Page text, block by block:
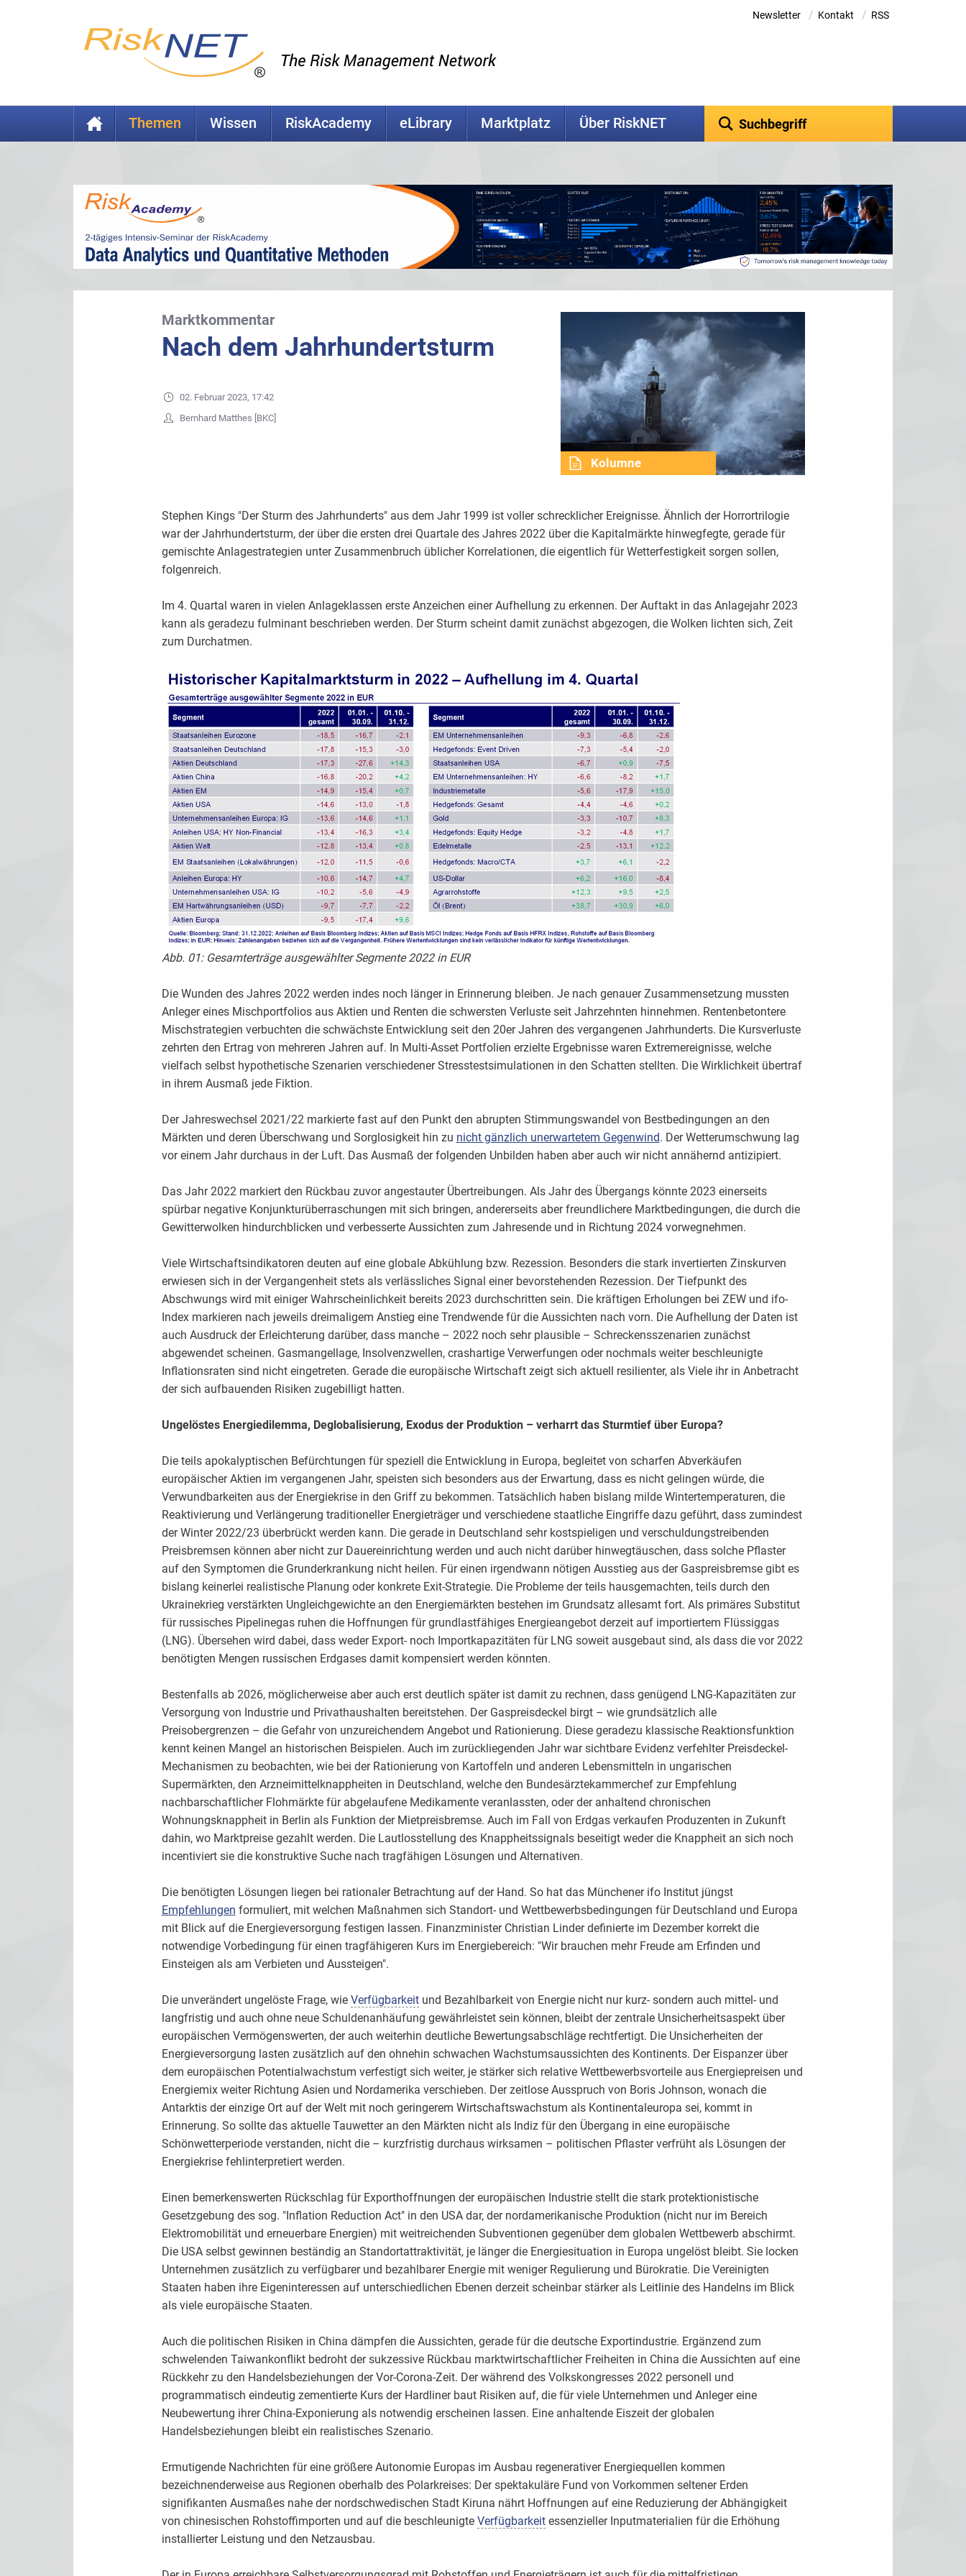
Newsletter / Kontakt / RSS
Themen Wissen RiskAcademy eLibrary Marktplatz Über RiskNET
Marktkommentar
Nach dem Jahrhundertsturm
02. Februar 2023, 17:42
Bernhard Matthes [BKC]
Kolumne
Stephen Kings "Der Sturm des Jahrhunderts" aus dem Jahr 1999 ist voller schrecklicher Ereignisse. Ähnlich der Horrortrilogie
war der Jahrhundertsturm, der über die ersten drei Quartale des Jahres 2022 über die Kapitalmärkte hinwegfegte, gerade für
gemischte Anlagestrategien unter Zusammenbruch üblicher Korrelationen, die eigentlich für Wetterfestigkeit sorgen sollen,
folgenreich.
Im 4. Quartal waren in vielen Anlageklassen erste Anzeichen einer Aufhellung zu erkennen. Der Auftakt in das Anlagejahr 2023
kann als geradezu fulminant beschrieben werden. Der Sturm scheint damit zunächst abgezogen, die Wolken lichten sich, Zeit
zum Durchatmen.
Abb. 01: Gesamterträge ausgewählter Segmente 2022 in EUR
Die Wunden des Jahres 2022 werden indes noch länger in Erinnerung bleiben. Je nach genauer Zusammensetzung mussten
Anleger eines Mischportfolios aus Aktien und Renten die schwersten Verluste seit Jahrzehnten hinnehmen. Rentenbetontere
Mischstrategien verbuchten die schwächste Entwicklung seit den 20er Jahren des vergangenen Jahrhunderts. Die Kursverluste
zehrten den Ertrag von mehreren Jahren auf. In Multi-Asset Portfolien erzielte Ergebnisse waren Extremereignisse, welche
vielfach selbst hypothetische Szenarien verschiedener Stresstestsimulationen in den Schatten stellten. Die Wirklichkeit übertraf
in ihrem Ausmaß jede Fiktion.
Der Jahreswechsel 2021/22 markierte fast auf den Punkt den abrupten Stimmungswandel von Bestbedingungen an den
Märkten und deren Überschwang und Sorglosigkeit hin zu nicht gänzlich unerwartetem Gegenwind. Der Wetterumschwung lag
vor einem Jahr durchaus in der Luft. Das Ausmaß der folgenden Unbilden haben aber auch wir nicht annähernd antizipiert.
Das Jahr 2022 markiert den Rückbau zuvor angestauter Übertreibungen. Als Jahr des Übergangs könnte 2023 einerseits
spürbar negative Konjunkturüberraschungen mit sich bringen, andererseits aber freundlichere Marktbedingungen, die durch die
Gewitterwolken hindurchblicken und verbesserte Aussichten zum Jahresende und in Richtung 2024 vorwegnehmen.
Viele Wirtschaftsindikatoren deuten auf eine globale Abkühlung bzw. Rezession. Besonders die stark invertierten Zinskurven
erwiesen sich in der Vergangenheit stets als verlässliches Signal einer bevorstehenden Rezession. Der Tiefpunkt des
Abschwungs wird mit einiger Wahrscheinlichkeit bereits 2023 durchschritten sein. Die kräftigen Erholungen bei ZEW und ifo-
Index markieren nach jeweils dreimaligem Anstieg eine Trendwende für die Aussichten nach vorn. Die Aufhellung der Daten ist
auch Ausdruck der Erleichterung darüber, dass manche – 2022 noch sehr plausible – Schreckensszenarien zunächst
abgewendet scheinen. Gasmangellage, Insolvenzwellen, crashartige Verwerfungen oder nochmals weiter beschleunigte
Inflationsraten sind nicht eingetreten. Gerade die europäische Wirtschaft zeigt sich aktuell resilienter, als Viele ihr in Anbetracht
der sich aufbauenden Risiken zugebilligt hatten.
Ungelöstes Energiedilemma, Deglobalisierung, Exodus der Produktion – verharrt das Sturmtief über Europa?
Die teils apokalyptischen Befürchtungen für speziell die Entwicklung in Europa, begleitet von scharfen Abverkäufen
europäischer Aktien im vergangenen Jahr, speisten sich besonders aus der Erwartung, dass es nicht gelingen würde, die
Verwundbarkeiten aus der Energiekrise in den Griff zu bekommen. Tatsächlich haben bislang milde Wintertemperaturen, die
Reaktivierung und Verlängerung traditioneller Energieträger und verschiedene staatliche Eingriffe dazu geführt, dass zumindest
der Winter 2022/23 überbrückt werden kann. Die gerade in Deutschland sehr kostspieligen und verschuldungstreibenden
Preisbremsen können aber nicht zur Dauereinrichtung werden und auch nicht darüber hinwegtäuschen, dass solche Pflaster
auf den Symptomen die Grunderkrankung nicht heilen. Für einen irgendwann nötigen Ausstieg aus der Gaspreisbremse gibt es
bislang keinerlei realistische Planung oder konkrete Exit-Strategie. Die Probleme der teils hausgemachten, teils durch den
Ukrainekrieg verstärkten Ungleichgewichte an den Energiemärkten bestehen im Grundsatz allesamt fort. Als primäres Substitut
für russisches Pipelinegas ruhen die Hoffnungen für grundlastfähiges Energieangebot derzeit auf importiertem Flüssiggas
(LNG). Übersehen wird dabei, dass weder Export- noch Importkapazitäten für LNG soweit ausgebaut sind, als dass die vor 2022
benötigten Mengen russischen Erdgases damit kompensiert werden könnten.
Bestenfalls ab 2026, möglicherweise aber auch erst deutlich später ist damit zu rechnen, dass genügend LNG-Kapazitäten zur
Versorgung von Industrie und Privathaushalten bereitstehen. Der Gaspreisdeckel birgt – wie grundsätzlich alle
Preisobergrenzen – die Gefahr von unzureichendem Angebot und Rationierung. Diese geradezu klassische Reaktionsfunktion
kennt keinen Mangel an historischen Beispielen. Auch im zurückliegenden Jahr war sichtbare Evidenz verfehlter Preisdeckel-
Mechanismen zu beobachten, wie bei der Rationierung von Kartoffeln und anderen Lebensmitteln in ungarischen
Supermärkten, den Arzneimittelknappheiten in Deutschland, welche den Bundesärztekammerchef zur Empfehlung
nachbarschaftlicher Flohmärkte für abgelaufene Medikamente veranlassten, oder der anhaltend chronischen
Wohnungsknappheit in Berlin als Funktion der Mietpreisbremse. Auch im Fall von Erdgas verkaufen Produzenten in Zukunft
dahin, wo Marktpreise gezahlt werden. Die Lautlosstellung des Knappheitssignals beseitigt weder die Knappheit an sich noch
incentiviert sie die konstruktive Suche nach tragfähigen Lösungen und Alternativen.
Die benötigten Lösungen liegen bei rationaler Betrachtung auf der Hand. So hat das Münchener ifo Institut jüngst
Empfehlungen formuliert, mit welchen Maßnahmen sich Standort- und Wettbewerbsbedingungen für Deutschland und Europa
mit Blick auf die Energieversorgung festigen lassen. Finanzminister Christian Linder definierte im Dezember korrekt die
notwendige Vorbedingung für einen tragfähigeren Kurs im Energiebereich: "Wir brauchen mehr Freude am Erfinden und
Einsteigen als am Verbieten und Aussteigen".
Die unverändert ungelöste Frage, wie Verfügbarkeitund Bezahlbarkeit von Energie nicht nur kurz- sondern auch mittel- und
langfristig und auch ohne neue Schuldenanhäufung gewährleistet sein können, bleibt der zentrale Unsicherheitsaspekt über
europäischen Vermögenswerten, der auch weiterhin deutliche Bewertungsabschläge rechtfertigt. Die Unsicherheiten der
Energieversorgung lasten zusätzlich auf den ohnehin schwachen Wachstumsaussichten des Kontinents. Der Eispanzer über
dem europäischen Potentialwachstum verfestigt sich weiter, je stärker sich relative Wettbewerbsvorteile aus Energiepreisen und
Energiemix weiter Richtung Asien und Nordamerika verschieben. Der zeitlose Ausspruch von Boris Johnson, wonach die
Antarktis der einzige Ort auf der Welt mit noch geringerem Wirtschaftswachstum als Kontinentaleuropa sei, kommt in
Erinnerung. So sollte das aktuelle Tauwetter an den Märkten nicht als Indiz für den Übergang in eine europäische
Schönwetterperiode verstanden, nicht die – kurzfristig durchaus wirksamen – politischen Pflaster verfrüht als Lösungen der
Energiekrise fehlinterpretiert werden.
Einen bemerkenswerten Rückschlag für Exporthoffnungen der europäischen Industrie stellt die stark protektionistische
Gesetzgebung des sog. "Inflation Reduction Act" in den USA dar, der nordamerikanische Produktion (nicht nur im Bereich
Elektromobilität und erneuerbare Energien) mit weitreichenden Subventionen gegenüber dem globalen Wettbewerb abschirmt.
Die USA selbst gewinnen beständig an Standortattraktivität, je länger die Energiesituation in Europa ungelöst bleibt. Sie locken
Unternehmen zusätzlich zu verfügbarer und bezahlbarer Energie mit weniger Regulierung und Bürokratie. Die Vereinigten
Staaten haben ihre Eigeninteressen auf unterschiedlichen Ebenen derzeit scheinbar stärker als Leitlinie des Handelns im Blick
als viele europäische Staaten.
Auch die politischen Risiken in China dämpfen die Aussichten, gerade für die deutsche Exportindustrie. Ergänzend zum
schwelenden Taiwankonflikt bedroht der sukzessive Rückbau marktwirtschaftlicher Freiheiten in China die Aussichten auf eine
Rückkehr zu den Handelsbeziehungen der Vor-Corona-Zeit. Der während des Volkskongresses 2022 personell und
programmatisch eindeutig zementierte Kurs der Hardliner baut Risiken auf, die für viele Unternehmen und Anleger eine
Neubewertung ihrer China-Exponierung als notwendig erscheinen lassen. Eine anhaltende Eiszeit der globalen
Handelsbeziehungen bleibt ein realistisches Szenario.
Ermutigende Nachrichten für eine größere Autonomie Europas im Ausbau regenerativer Energiequellen kommen
bezeichnenderweise aus Regionen oberhalb des Polarkreises: Der spektakuläre Fund von Vorkommen seltener Erden
signifikanten Ausmaßes nahe der nordschwedischen Stadt Kiruna nährt Hoffnungen auf eine Reduzierung der Abhängigkeit
von chinesischen Rohstoffimporten und auf die beschleunigte Verfügbarkeitessenzieller Inputmaterialien für die Erhöhung
installierter Leistung und den Netzausbau.